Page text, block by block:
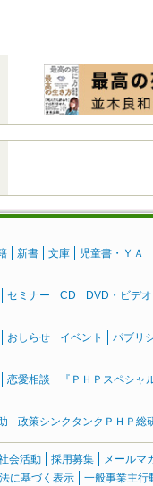
新書 文庫 児童書・ＹＡ
セミナー CD DVD・ビデオ
おしらせ イベント パブリ
恋愛相談 『ＰＨＰスペシャ
政策シンクタンクＰＨＰ総
会活動 採用募集 メールマ
に基づく表示
一般事業主行